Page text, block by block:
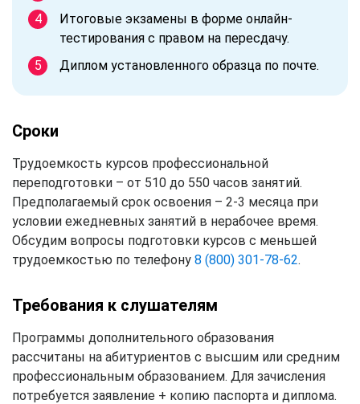
Итоговые экзамены в форме онлайн-
тестирования с правом на пересдачу.
Диплом установленного образца по почте.
Сроки
Трудоемкость курсов профессиональной
переподготовки – от 510 до 550 часов занятий.
Предполагаемый срок освоения – 2-3 месяца при
условии ежедневных занятий в нерабочее время.
Обсудим вопросы подготовки курсов с меньшей
трудоемкостью по телефону 8 (800) 301-78-62.
Требования к слушателям
Программы дополнительного образования
рассчитаны на абитуриентов с высшим или средним
профессиональным образованием. Для зачисления
потребуется заявление + копию паспорта и диплома.